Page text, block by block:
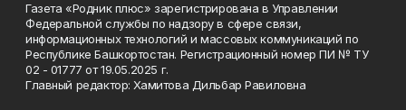
Газета «Родник плюс» зарегистрирована в Управлении
Федеральной службы по надзору в сфере связи,
информационных технологий и массовых коммуникаций по
Республике Башкортостан. Регистрационный номер ПИ № ТУ
02 - 01777 от 19.05.2025 г.
Главный редактор: Хамитова Дильбар Равиловна